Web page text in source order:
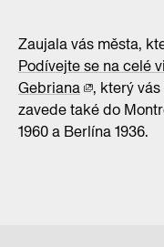
Zaujala vás města,
Podívejte se na celé
Gebriana
, který
zavede také do
1960 a Berlína 1936.